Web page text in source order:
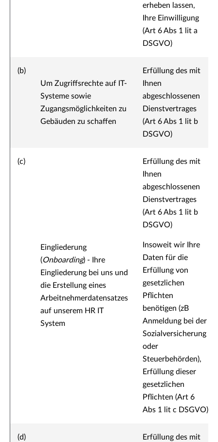
erheben lassen,
Ihre Einwilligung
(Art 6 Abs 1 lit a
DSGVO)
(b)
Um Zugriffsrechte auf IT-
Systeme sowie
Zugangsmöglichkeiten zu
Gebäuden zu schaffen
Erfüllung des mit
Ihnen
abgeschlossenen
Dienstvertrages
(Art 6 Abs 1 lit b
DSGVO)
(c)
Eingliederung
(Onboarding) - Ihre
Eingliederung bei uns und
die Erstellung eines
Arbeitnehmerdatensatzes
auf unserem HR IT
System
Erfüllung des mit
Ihnen
abgeschlossenen
Dienstvertrages
(Art 6 Abs 1 lit b
DSGVO)
Insoweit wir Ihre
Daten für die
Erfüllung von
gesetzlichen
Pflichten
benötigen (zB
Anmeldung bei der
Sozialversicherung
oder
Steuerbehörden),
Erfüllung dieser
gesetzlichen
Pflichten (Art 6
Abs 1 lit c DSGVO)
(d)
Erfüllung des mit